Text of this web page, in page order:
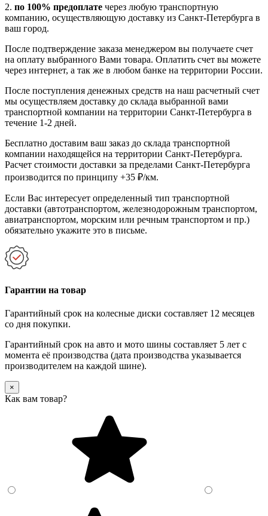
2. по 100% предоплате через любую транспортную
компанию, осуществляющую доставку из Санкт-Петербурга в
ваш город.
После подтверждение заказа менеджером вы получаете счет
на оплату выбранного Вами товара. Оплатить счет вы можете
через интернет, а так же в любом банке на территории России.
После поступления денежных средств на наш расчетный счет
мы осуществляем доставку до склада выбранной вами
транспортной компании на территории Санкт-Петербурга в
течение 1-2 дней.
Бесплатно доставим ваш заказ до склада транспортной
компании находящейся на территории Санкт-Петербурга.
Расчет стоимости доставки за пределами Санкт-Петербурга
производится по принципу +35 ₽/км.
Если Вас интересует определенный тип транспортной
доставки (автотранспортом, железнодорожным транспортом,
авиатранспортом, морским или речным транспортом и пр.)
обязательно укажите это в письме.
Гарантии на товар
Гарантийный срок на колесные диски составляет 12 месяцев
со дня покупки.
Гарантийный срок на авто и мото шины составляет 5 лет с
момента её производства (дата производства указывается
производителем на каждой шине).
×
Как вам товар?